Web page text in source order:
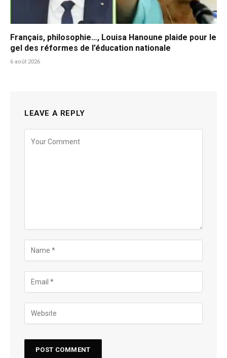
Français, philosophie…, Louisa Hanoune plaide pour le
gel des réformes de l’éducation nationale
6 août 2026
LEAVE A REPLY